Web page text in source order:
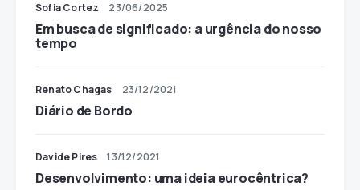
Sofia Cortez 23/06/2025
Em busca de significado: a urgência do nosso
tempo
Renato Chagas 23/12/2021
Diário de Bordo
Davide Pires 13/12/2021
Desenvolvimento: uma ideia eurocêntrica?